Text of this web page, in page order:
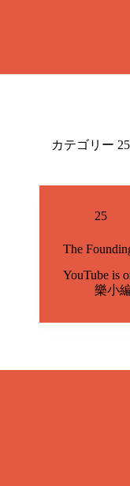
カテゴリー 25
25
The
YouTube is
樂小